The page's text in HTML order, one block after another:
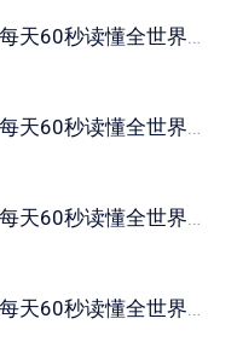
04月29日新闻早报，每天60秒读懂全世界！
04月25日新闻早报，每天60秒读懂全世界！
04月23日新闻早报，每天60秒读懂全世界！
04月21日新闻早报，每天60秒读懂全世界！